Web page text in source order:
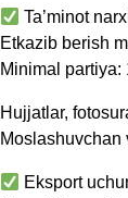
Ta’minot
Etkazib berish
Minimal partiya:
Hujjatlar,
Moslashuvchan
Eksport